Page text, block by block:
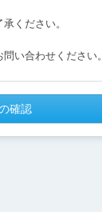
ください。
い合わせください。
確認